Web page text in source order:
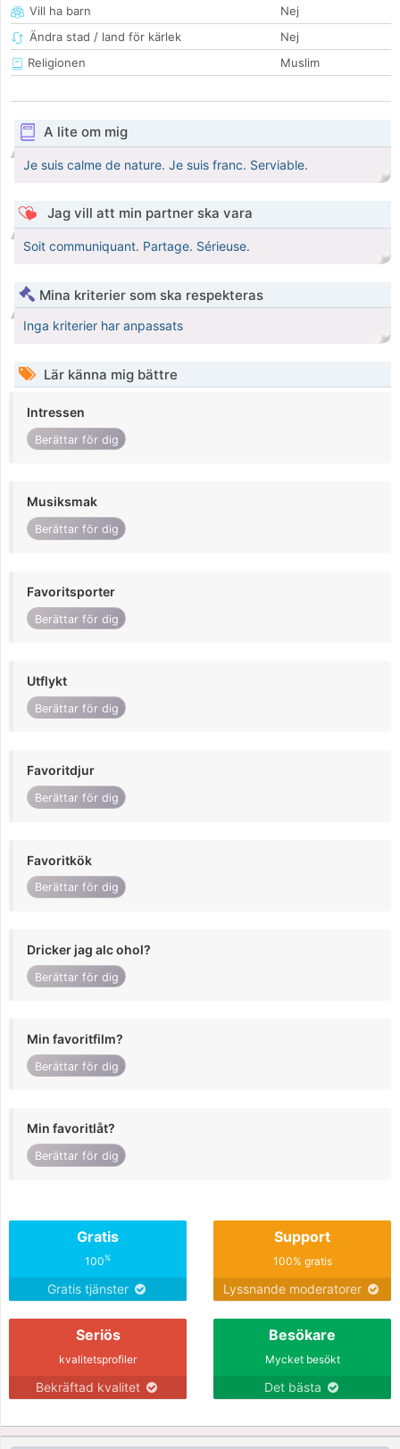
Vill ha barn
Nej
Ändra stad / land för kärlek
Nej
Religionen
Muslim
A lite om mig
Je suis calme de nature. Je suis franc. Serviable.
Jag vill att min partner ska vara
Soit communiquant. Partage. Sérieuse.
Mina kriterier som ska respekteras
Inga kriterier har anpassats
Lär känna mig bättre
Intressen
Berättar för dig
Musiksmak
Berättar för dig
Favoritsporter
Berättar för dig
Utflykt
Berättar för dig
Favoritdjur
Berättar för dig
Favoritkök
Berättar för dig
Dricker jag alc ohol?
Berättar för dig
Min favoritfilm?
Berättar för dig
Min favoritlåt?
Berättar för dig
Gratis
100%
Gratis tjänster
Support
100% gratis
Lyssnande moderatorer
Seriös
kvalitetsprofiler
Bekräftad kvalitet
Besökare
Mycket besökt
Det bästa